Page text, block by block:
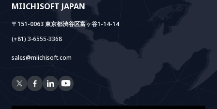
MIICHISOFT JAPAN
〒151-0063 東京都渋谷区富ヶ谷1-14-14
(+81) 3-6555-3368
sales@miichisoft.com
RAG Package